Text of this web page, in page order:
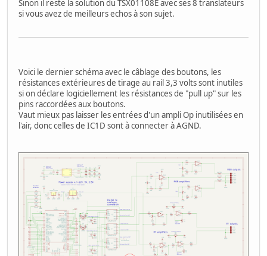
Sinon il reste la solution du TSX01108E avec ses 8 translateurs
si vous avez de meilleurs echos à son sujet.
Voici le dernier schéma avec le câblage des boutons, les
résistances extérieures de tirage au rail 3,3 volts sont inutiles
si on déclare logiciellement les résistances de "pull up" sur les
pins raccordées aux boutons.
Vaut mieux pas laisser les entrées d'un ampli Op inutilisées en
l'air, donc celles de IC1D sont à connecter à AGND.